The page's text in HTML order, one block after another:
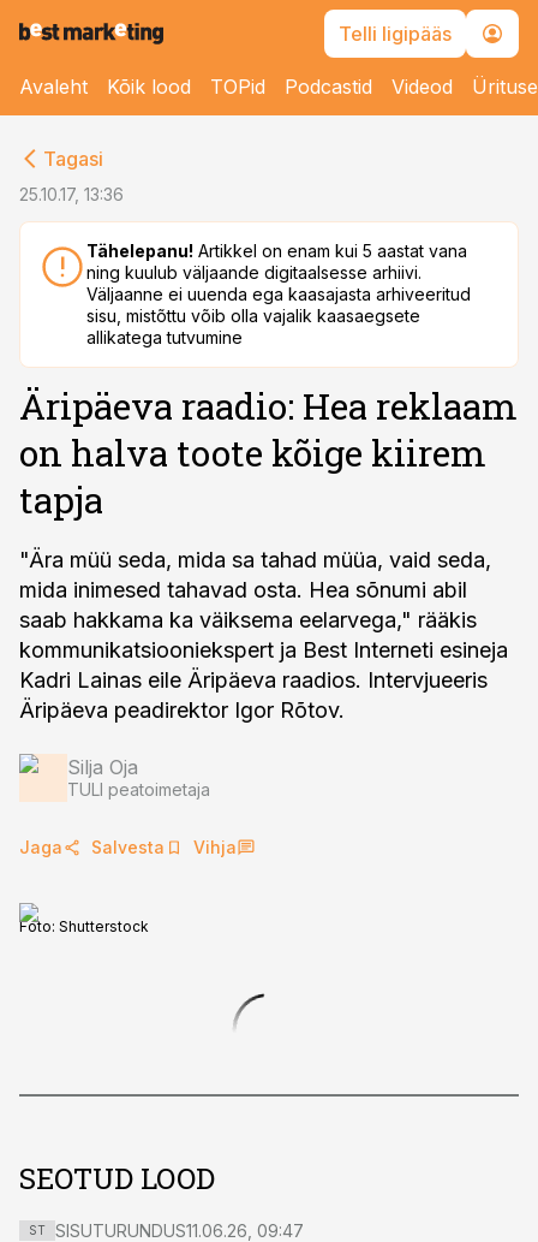
Telli ligipääs
Avaleht Kõik lood TOPid Podcastid Videod
Tagasi
25.10.17, 13:36
Tähelepanu! Artikkel on enam kui 5 aastat vana
ning kuulub väljaande digitaalsesse arhiivi.
Väljaanne ei uuenda ega kaasajasta arhiveeritud
sisu, mistõttu võib olla vajalik kaasaegsete
allikatega tutvumine
Äripäeva raadio: Hea reklaam
on halva toote kõige kiirem
tapja
"Ära müü seda, mida sa tahad müüa, vaid seda,
mida inimesed tahavad osta. Hea sõnumi abil
saab hakkama ka väiksema eelarvega," rääkis
kommunikatsiooniekspert ja Best Interneti esineja
Kadri Lainas eile Äripäeva raadios. Intervjueeris
Äripäeva peadirektor Igor Rõtov.
Silja Oja
TULI peatoimetaja
Jaga Salvesta Vihja
Foto: Shutterstock
SEOTUD LOOD
ST SISUTURUNDUS11.06.26, 09:47